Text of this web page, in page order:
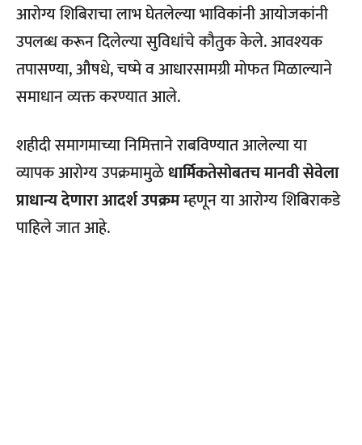
आरोग्य शिबिराचा लाभ घेतलेल्या भाविकांनी आयोजकांनी
उपलब्ध करून दिलेल्या सुविधांचे कौतुक केले. आवश्यक
तपासण्या, औषधे, चष्मे व आधारसामग्री मोफत मिळाल्याने
समाधान व्यक्त करण्यात आले.
शहीदी समागमाच्या निमित्ताने राबविण्यात आलेल्या या
व्यापक आरोग्य उपक्रमामुळेधार्मिकतेसोबतच मानवी सेवेला
प्राधान्य देणारा आदर्श उपक्रमम्हणून या आरोग्य शिबिराकडे
पाहिले जात आहे.